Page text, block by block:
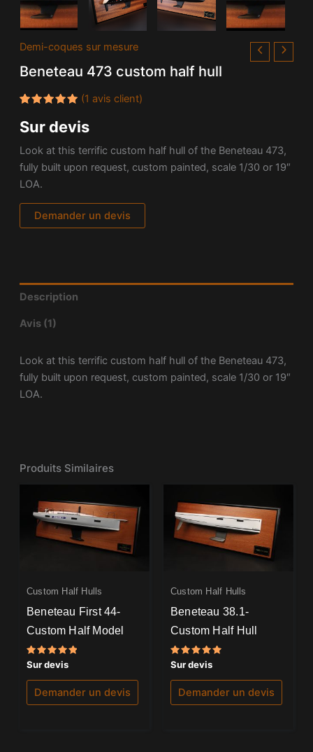
Demi-coques sur mesure
Beneteau 473 custom half hull
sur 5
basé
notation
client
(1 avis client)
Sur devis
Look at this terrific custom half hull of the Beneteau 473,
fully built upon request, custom painted, scale 1/30 or 19″
LOA.
Demander un devis
Description
Avis (1)
Look at this terrific custom half hull of the Beneteau 473,
fully built upon request, custom painted, scale 1/30 or 19″
LOA.
Produits Similaires
Custom Half Hulls
Beneteau First 44-
Custom Half Model
Note
5.00
sur 5
Sur devis
Demander un devis
Custom Half Hulls
Beneteau 38.1-
Custom Half Hull
Note
5.00
sur 5
Sur devis
Demander un devis